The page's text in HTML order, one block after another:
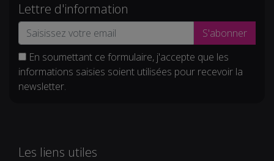
Lettre d'information
S'abonner
En soumettant ce formulaire, j'accepte que les
informations saisies soient utilisées pour recevoir la
newsletter.
Les liens utiles